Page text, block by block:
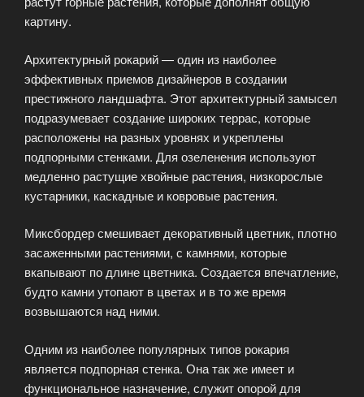
картину.
Архитектурный рокарий — один из наиболее
эффективных приемов дизайнеров в создании
престижного ландшафта. Этот архитектурный замысел
подразумевает создание широких террас, которые
расположены на разных уровнях и укреплены
подпорными стенками. Для озеленения используют
медленно растущие хвойные растения, низкорослые
кустарники, каскадные и ковровые растения.
Миксбордер смешивает декоративный цветник, плотно
засаженными растениями, с камнями, которые
вкапывают по длине цветника. Создается впечатление,
будто камни утопают в цветах и в то же время
возвышаются над ними.
Одним из наиболее популярных типов рокария
является подпорная стенка. Она так же имеет и
функциональное назначение, служит опорой для